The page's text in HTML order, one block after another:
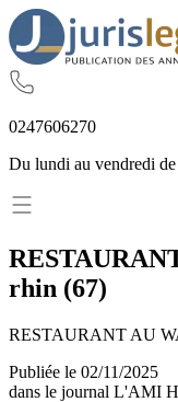
0247606270
Du lundi au vendredi
rhin (67)
RESTAURANT AU
Publiée le 02/11/2025
dans le journal L'AMI